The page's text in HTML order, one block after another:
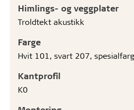
Himlings- og veggplater
Troldtekt akustikk
Farge
Hvit 101, svart 207,
Kantprofil
K0